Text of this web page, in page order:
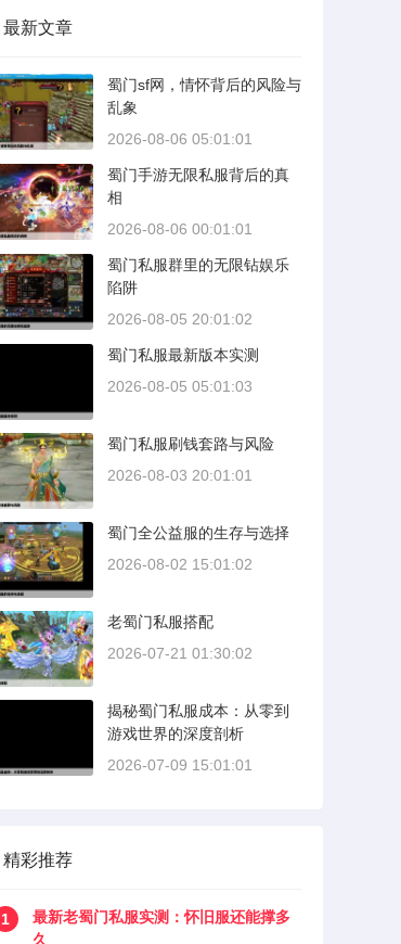
最新文章
蜀门sf网，情怀背后的风险与
乱象
2026-08-06 05:01:01
蜀门手游无限私服背后的真
相
2026-08-06 00:01:01
蜀门私服群里的无限钻娱乐
陷阱
2026-08-05 20:01:02
蜀门私服最新版本实测
2026-08-05 05:01:03
蜀门私服刷钱套路与风险
2026-08-03 20:01:01
蜀门全公益服的生存与选择
2026-08-02 15:01:02
老蜀门私服搭配
2026-07-21 01:30:02
揭秘蜀门私服成本：从零到
游戏世界的深度剖析
2026-07-09 15:01:01
精彩推荐
1
最新老蜀门私服实测：怀旧服还能撑多
久